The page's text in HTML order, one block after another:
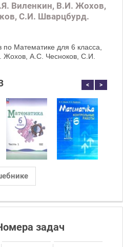
Виленкин, В.И. Жохов,
С.И. Шварцбурд.
Математике для 6 класса,
Жохов, А.С. Чесноков, С.И.
< >
задач